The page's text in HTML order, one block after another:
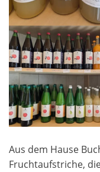
Aus dem Hause
Fruchtaufstriche,